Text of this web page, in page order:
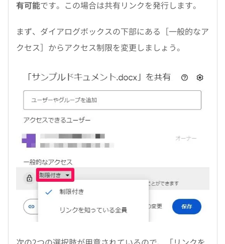
有可能です。この場合は共有リンクを発行します。
まず、ダイアログボックスの下部にある［一般的なア
クセス］からアクセス制限を変更しましょう。